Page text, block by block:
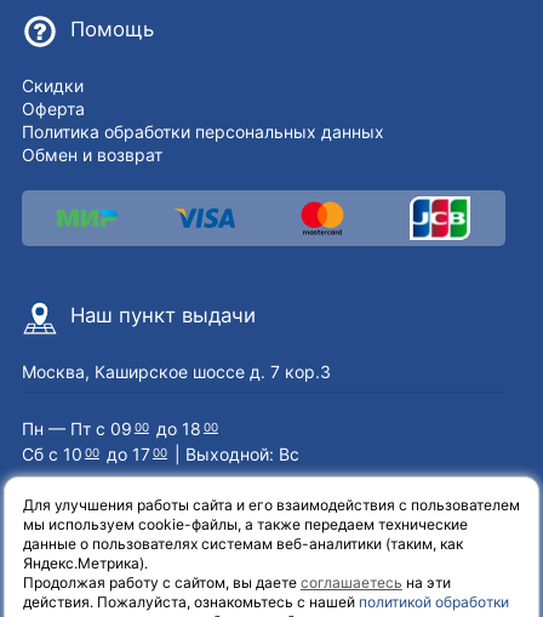
Помощь
Скидки
Оферта
Политика обработки персональных данных
Обмен и возврат
Наш пункт выдачи
Москва, Каширское шоссе д. 7 кор.3
Пн — Пт с 09 00 до 18 00
Сб с 10 00 до 1700 | Выходной: Вс
Наши контакты
8 (800) 551-72-71
Для улучшения работы сайта и его взаимодействия с пользователем
мы используем cookie-файлы, а также передаем технические
данные о пользователях системам веб-аналитики (таким, как
Яндекс.Метрика).
Продолжая работу с сайтом, вы даете соглашаетесь на эти
действия. Пожалуйста, ознакомьтесь с нашей политикой обработки